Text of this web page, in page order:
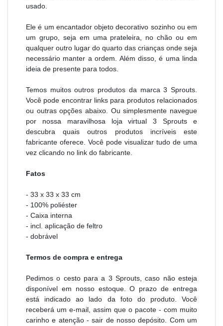
usado.
Ele é um encantador objeto decorativo sozinho ou em
um grupo, seja em uma prateleira, no chão ou em
qualquer outro lugar do quarto das crianças onde seja
necessário manter a ordem. Além disso, é uma linda
ideia de presente para todos.
Temos muitos outros produtos da marca 3 Sprouts.
Você pode encontrar links para produtos relacionados
ou outras opções abaixo. Ou simplesmente navegue
por nossa maravilhosa loja virtual 3 Sprouts e
descubra quais outros produtos incríveis este
fabricante oferece. Você pode visualizar tudo de uma
vez clicando no link do fabricante.
Fatos
- 33 x 33 x 33 cm
- 100% poliéster
- Caixa interna
- incl. aplicação de feltro
- dobrável
Termos de compra e entrega
Pedimos o cesto para a 3 Sprouts, caso não esteja
disponível em nosso estoque. O prazo de entrega
está indicado ao lado da foto do produto. Você
receberá um e-mail, assim que o pacote - com muito
carinho e atenção - sair de nosso depósito. Com um